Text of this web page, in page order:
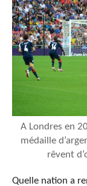
A Londres en
médaille
rêvent
Quelle nation a